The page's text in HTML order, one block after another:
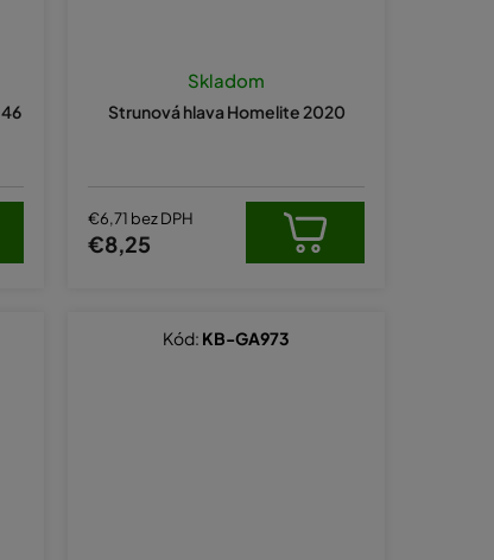
Strunová hlava Homelite 2020
Skladom
€6,71 bez DPH
€8,25
Kód: KB-GA973